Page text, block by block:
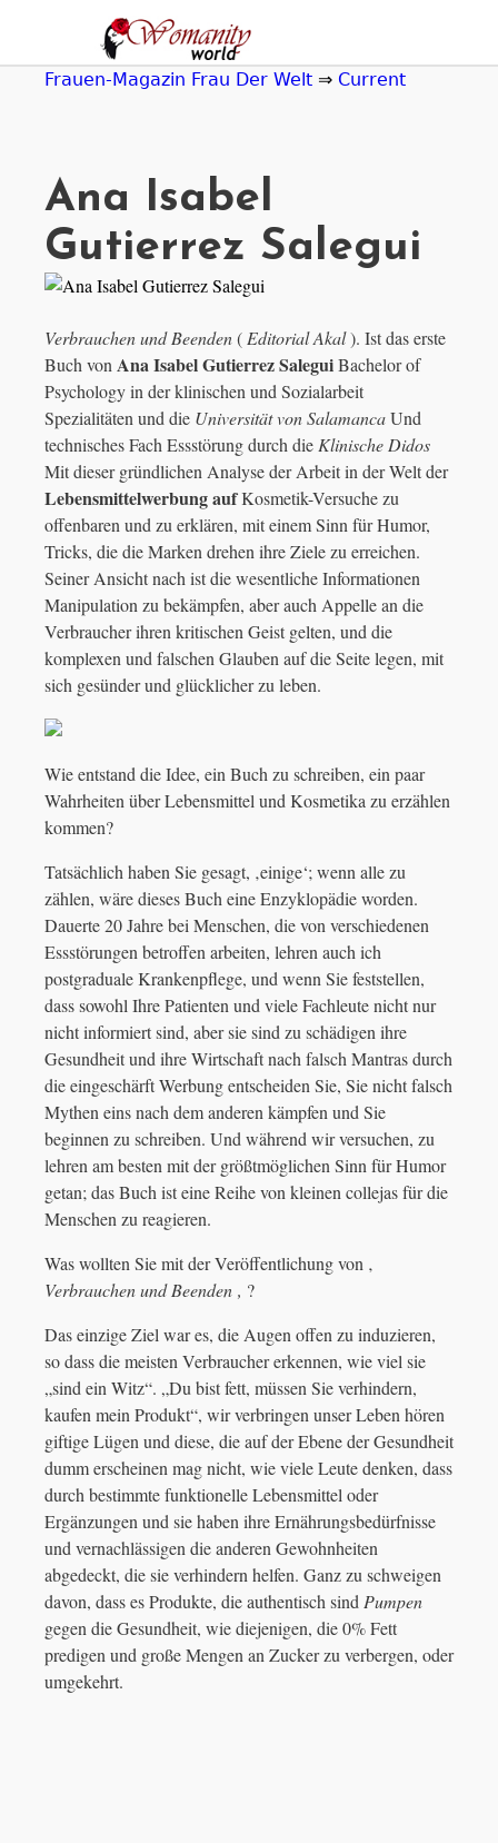
navigation
Frauen-Magazin Frau Der Welt ⇒ Current
Ana Isabel
Gutierrez Salegui
Verbrauchen und Beenden( Editorial Akal). Ist das erste
Buch von Ana Isabel Gutierrez SaleguiBachelor of
Psychology in der klinischen und Sozialarbeit
Spezialitäten und die Universität von SalamancaUnd
technisches Fach Essstörung durch die Klinische Didos
Mit dieser gründlichen Analyse der Arbeit in der Welt der
Lebensmittelwerbung aufKosmetik-Versuche zu
offenbaren und zu erklären, mit einem Sinn für Humor,
Tricks, die die Marken drehen ihre Ziele zu erreichen.
Seiner Ansicht nach ist die wesentliche Informationen
Manipulation zu bekämpfen, aber auch Appelle an die
Verbraucher ihren kritischen Geist gelten, und die
komplexen und falschen Glauben auf die Seite legen, mit
sich gesünder und glücklicher zu leben.
Wie entstand die Idee, ein Buch zu schreiben, ein paar
Wahrheiten über Lebensmittel und Kosmetika zu erzählen
kommen?
Tatsächlich haben Sie gesagt, ‚einige‘; wenn alle zu
zählen, wäre dieses Buch eine Enzyklopädie worden.
Dauerte 20 Jahre bei Menschen, die von verschiedenen
Essstörungen betroffen arbeiten, lehren auch ich
postgraduale Krankenpflege, und wenn Sie feststellen,
dass sowohl Ihre Patienten und viele Fachleute nicht nur
nicht informiert sind, aber sie sind zu schädigen ihre
Gesundheit und ihre Wirtschaft nach falsch Mantras durch
die eingeschärft Werbung entscheiden Sie, Sie nicht falsch
Mythen eins nach dem anderen kämpfen und Sie
beginnen zu schreiben. Und während wir versuchen, zu
lehren am besten mit der größtmöglichen Sinn für Humor
getan; das Buch ist eine Reihe von kleinen collejas für die
Menschen zu reagieren.
Was wollten Sie mit der Veröffentlichung von ‚
Verbrauchen und Beenden ‚ ?
Das einzige Ziel war es, die Augen offen zu induzieren,
so dass die meisten Verbraucher erkennen, wie viel sie
„sind ein Witz“. „Du bist fett, müssen Sie verhindern,
kaufen mein Produkt“, wir verbringen unser Leben hören
giftige Lügen und diese, die auf der Ebene der Gesundheit
dumm erscheinen mag nicht, wie viele Leute denken, dass
durch bestimmte funktionelle Lebensmittel oder
Ergänzungen und sie haben ihre Ernährungsbedürfnisse
und vernachlässigen die anderen Gewohnheiten
abgedeckt, die sie verhindern helfen. Ganz zu schweigen
davon, dass es Produkte, die authentisch sind Pumpen
gegen die Gesundheit, wie diejenigen, die 0% Fett
predigen und große Mengen an Zucker zu verbergen, oder
umgekehrt.